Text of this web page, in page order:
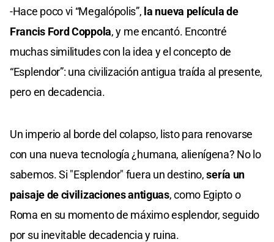
-Hace poco vi “Megalópolis”, la nueva película de
Francis Ford Coppola, y me encantó. Encontré
muchas similitudes con la idea y el concepto de
“Esplendor”: una civilización antigua traída al presente,
pero en decadencia.
Un imperio al borde del colapso, listo para renovarse
con una nueva tecnología ¿humana, alienígena? No lo
sabemos. Si "Esplendor" fuera un destino,sería un
paisaje de civilizaciones antiguas, como Egipto o
Roma en su momento de máximo esplendor, seguido
por su inevitable decadencia y ruina.